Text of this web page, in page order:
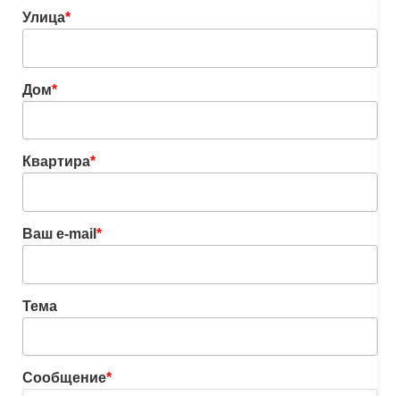
Улица*
Дом*
Квартира*
Ваш e-mail *
Тема
Сообщение*